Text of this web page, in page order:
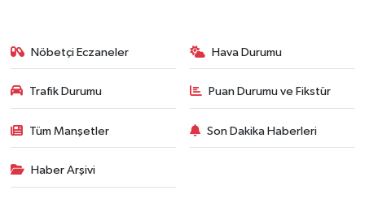
Nöbetçi Eczaneler Hava Durumu
Trafik Durumu Puan Durumu ve Fikstür
Tüm Manşetler Son Dakika Haberleri
Haber Arşivi